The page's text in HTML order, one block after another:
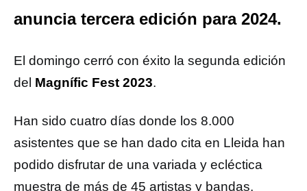
anuncia tercera edición para 2024.
El domingo cerró con éxito la segunda edición
del Magnífic Fest 2023.
Han sido cuatro días donde los 8.000
asistentes que se han dado cita en Lleida han
podido disfrutar de una variada y ecléctica
muestra de más de 45 artistas y bandas.